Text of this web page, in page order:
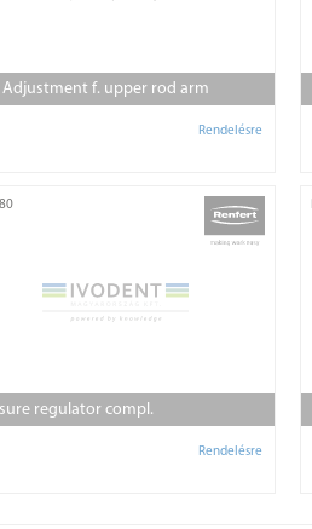
Adjustment f. upper rod arm
Rendelésre
regulator compl.
Rendelésre